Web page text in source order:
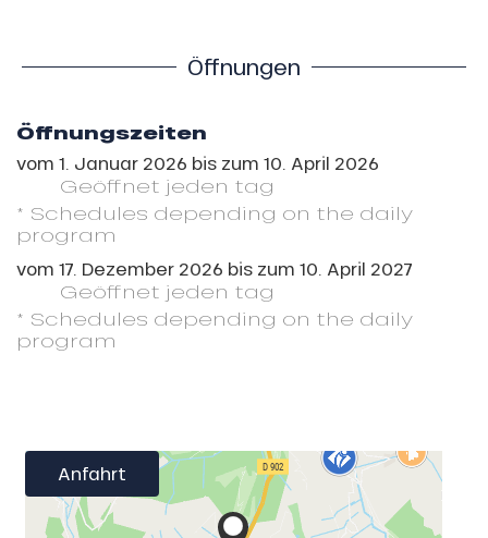
Öffnungen
Öffnungszeiten
vom 1. Januar 2026 bis zum 10. April 2026
Geöffnet jeden tag
* Schedules depending on the daily
program
vom 17. Dezember 2026 bis zum 10. April 2027
Geöffnet jeden tag
* Schedules depending on the daily
program
Anfahrt